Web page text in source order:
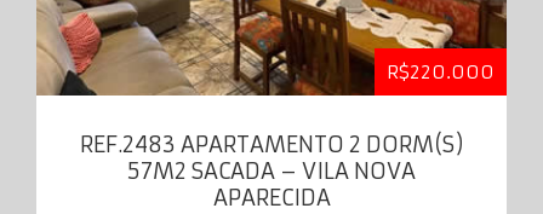
R$220.000
REF.2483 APARTAMENTO 2 DORM(S)
57M2 SACADA – VILA NOVA
APARECIDA